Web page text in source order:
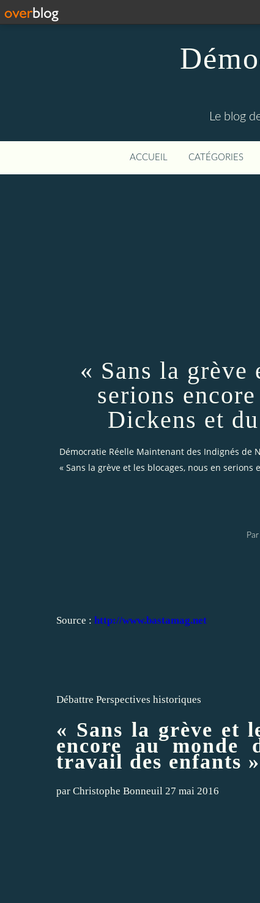
Le blog
ACCUEIL CATÉGORIES
« Sans la grève
serions
Dickens et
Démocratie Réelle Maintenant des Indignés de
« Sans la grève et les blocages, nous en
Source : http://www.bastamag.net
Débattre Perspectives historiques
« Sans la grève et
encore au monde
travail des enfants »
par Christophe Bonneuil 27 mai 2016